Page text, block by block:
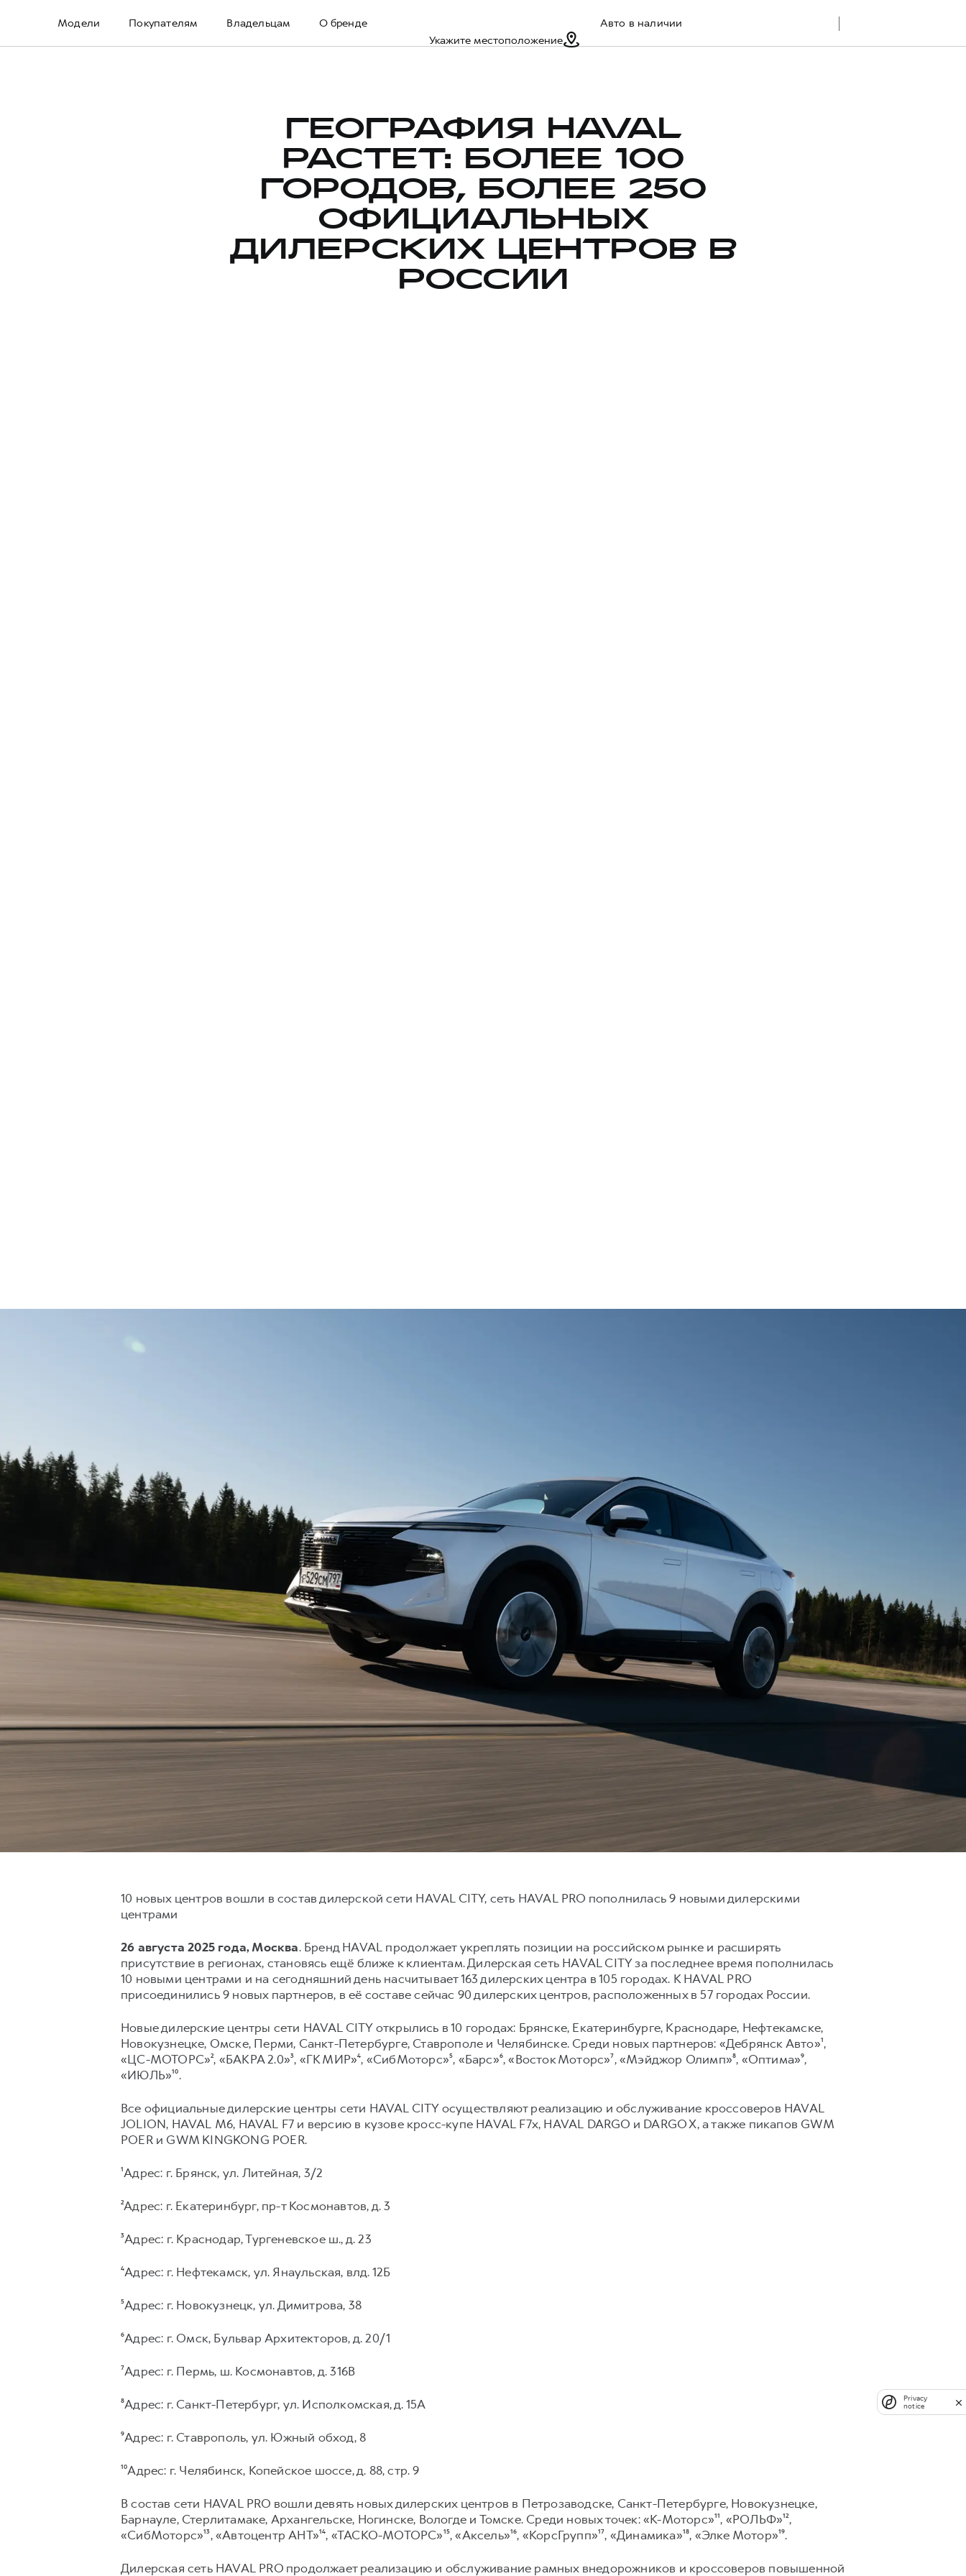
Модели Покупателям Владельцам
О бренде
Укажите местоположение
Авто в наличии
ГЕОГРАФИЯ HAVAL
РАСТЕТ: БОЛЕЕ 100
ГОРОДОВ, БОЛЕЕ 250
ОФИЦИАЛЬНЫХ
ДИЛЕРСКИХ ЦЕНТРОВ В
РОССИИ
10 новых центров вошли в состав дилерской сети HAVAL CITY, сеть HAVAL PRO пополнилась 9 новыми дилерскими
центрами
26 августа 2025 года, Москва. Бренд HAVAL продолжает укреплять позиции на российском рынке и расширять
присутствие в регионах, становясь ещё ближе к клиентам. Дилерская сеть HAVAL CITY за последнее время пополнилась
10 новыми центрами и на сегодняшний день насчитывает 163 дилерских центра в 105 городах. К HAVAL PRO
присоединились 9 новых партнеров, в её составе сейчас 90 дилерских центров, расположенных в 57 городах России.
Новые дилерские центры сети HAVAL CITY открылись в 10 городах: Брянске, Екатеринбурге, Краснодаре, Нефтекамске,
Новокузнецке, Омске, Перми, Санкт-Петербурге, Ставрополе и Челябинске. Среди новых партнеров: «Дебрянск Авто»¹,
«ЦС-МОТОРС»², «БАКРА 2.0»³, «ГК МИР»⁴, «СибМоторс»⁵, «Барс»⁶, «Восток Моторс»⁷, «Мэйджор Олимп»⁸, «Оптима»⁹,
«ИЮЛЬ»¹⁰.
Все официальные дилерские центры сети HAVAL CITY осуществляют реализацию и обслуживание кроссоверов HAVAL
JOLION, HAVAL М6, HAVAL F7 и версию в кузове кросс-купе HAVAL F7x, HAVAL DARGO и DARGO X, а также пикапов GWM
POER и GWM KINGKONG POER.
¹Адрес: г. Брянск, ул. Литейная, 3/2
²Адрес: г. Екатеринбург, пр-т Космонавтов, д. 3
³Адрес: г. Краснодар, Тургеневское ш., д. 23
⁴Адрес: г. Нефтекамск, ул. Янаульская, влд. 12Б
⁵Адрес: г. Новокузнецк, ул. Димитрова, 38
⁶Адрес: г. Омск, Бульвар Архитекторов, д. 20/1
⁷Адрес: г. Пермь, ш. Космонавтов, д. 316В
⁸Адрес: г. Санкт-Петербург, ул. Исполкомская, д. 15А
⁹Адрес: г. Ставрополь, ул. Южный обход, 8
¹⁰Адрес: г. Челябинск, Копейское шоссе, д. 88, стр. 9
В состав сети HAVAL PRO вошли девять новых дилерских центров в Петрозаводске, Санкт-Петербурге, Новокузнецке,
Барнауле, Стерлитамаке, Архангельске, Ногинске, Вологде и Томске. Среди новых точек: «К-Моторс»¹¹, «РОЛЬФ»¹²,
«СибМоторс»¹³, «Автоцентр АНТ»¹⁴, «ТАСКО-МОТОРС»¹⁵, «Аксель»¹⁶, «КорсГрупп»¹⁷, «Динамика»¹⁸, «Элке Мотор»¹⁹.
Дилерская сеть HAVAL PRO продолжает реализацию и обслуживание рамных внедорожников и кроссоверов повышенной
Privacy
notice